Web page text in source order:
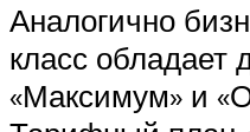
Аналогично
класс
«Максимум» и